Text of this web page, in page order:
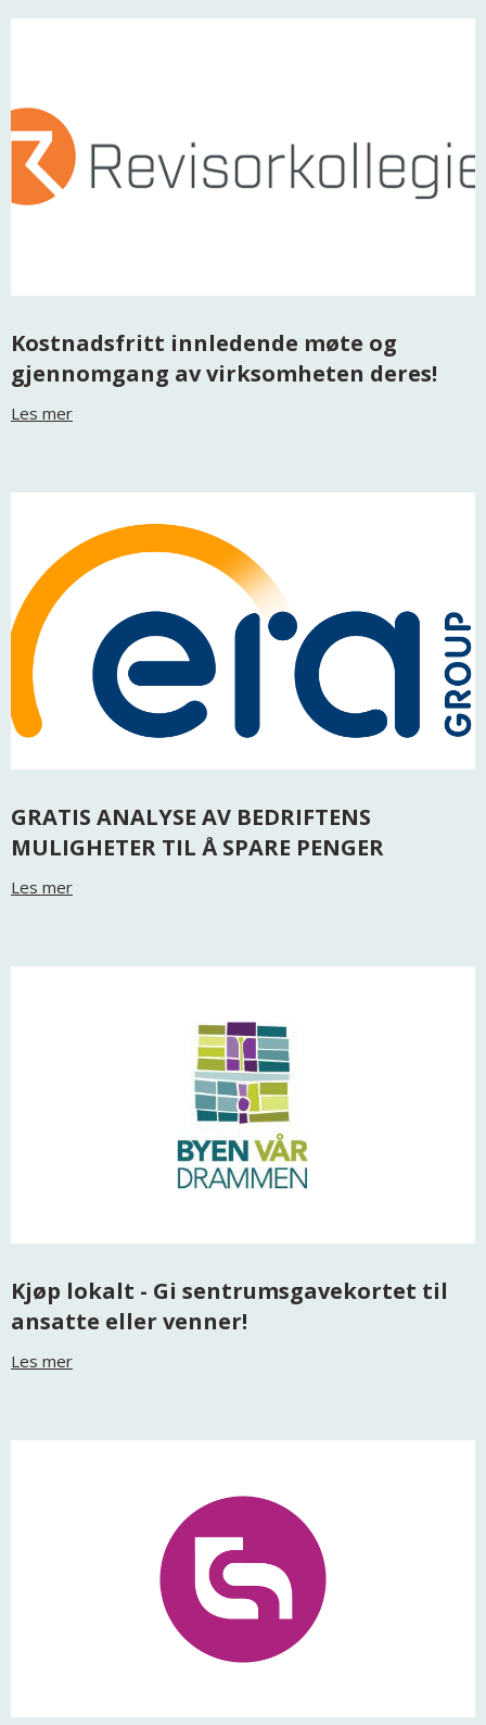
Kostnadsfritt innledende møte og
gjennomgang av virksomheten deres!
Les mer
GRATIS ANALYSE AV BEDRIFTENS
MULIGHETER TIL Å SPARE PENGER
Les mer
Kjøp lokalt - Gi sentrumsgavekortet til
ansatte eller venner!
Les mer